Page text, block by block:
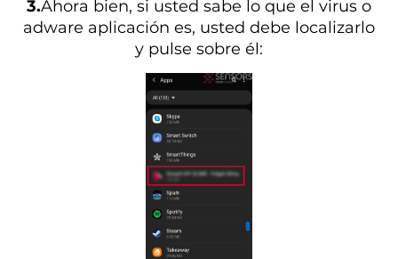
3.Ahora bien, si usted sabe lo que el virus o
adware aplicación es, usted debe localizarlo
y pulse sobre él: